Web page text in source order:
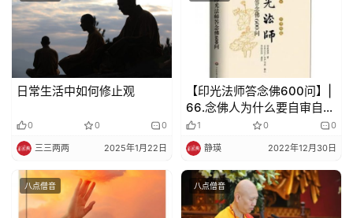
视
频
纪
佛
教
艺
日常生活中如何修止观
0 0 0
三三两两 2025年1月22日
【印光法师答念佛600问】|
66.念佛人为什么要自审自知
根基？
1 0 0
静瑛 2022年12月30日
八点僧音 八点僧音